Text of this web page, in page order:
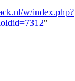
w/index.php?
"